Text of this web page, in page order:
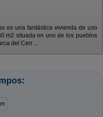
es una fantástica vivienda de uso
m2 situada en uno de los pueblos
del Cerr ...